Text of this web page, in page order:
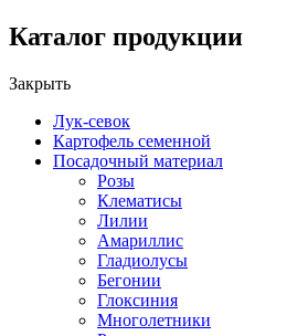
Каталог продукции
Закрыть
Лук-севок
Картофель семенной
Посадочный материал
Розы
Клематисы
Лилии
Амариллис
Гладиолусы
Бегонии
Глоксиния
Многолетники